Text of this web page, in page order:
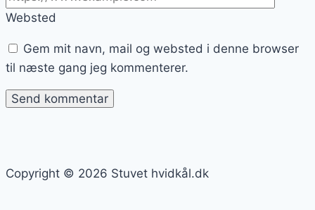
Websted
Gem mit navn, mail og websted i denne browser
til næste gang jeg kommenterer.
Copyright © 2026 Stuvet hvidkål.dk